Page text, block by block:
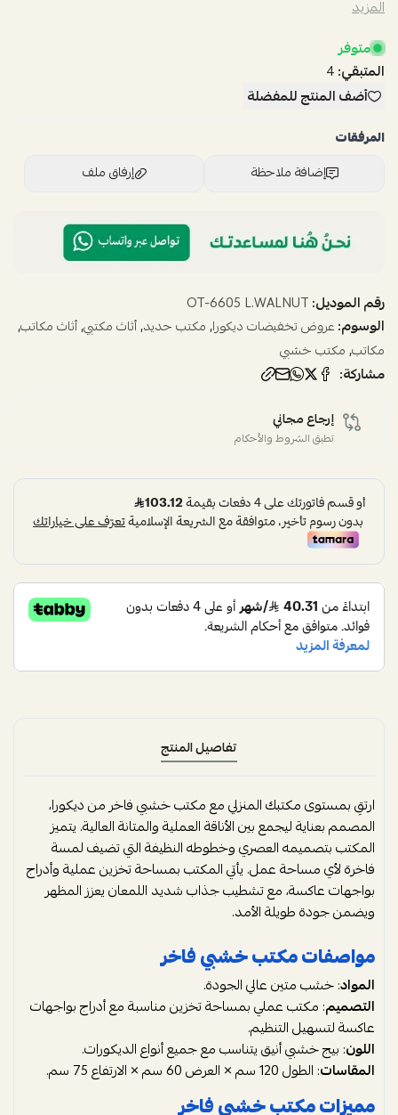
المزيد
متوفر
المتبقي:4
أضف المنتج للمفضلة
المرفقات
إضافة ملاحظة
إرفاق ملف
اسحب و افلت الملف هنا
رقم الموديل:OT-6605 L.WALNUT
الوسوم:عروض تخفيضات ديكورا,مكتب حديد,أثاث مكتبي,أثاث مكاتب,
مكاتب,مكتب خشبي
مشاركة:
إرجاع مجاني
تطبق الشروط والأحكام
تفاصيل المنتج
ارتقِ بمستوى مكتبك المنزلي مع مكتب خشبي فاخر من ديكورا،
المصمم بعناية ليجمع بين الأناقة العملية والمتانة العالية. يتميز
المكتب بتصميمه العصري وخطوطه النظيفة التي تضيف لمسة
فاخرة لأي مساحة عمل. يأتي المكتب بمساحة تخزين عملية وأدراج
بواجهات عاكسة، مع تشطيب جذاب شديد اللمعان يعزز المظهر
ويضمن جودة طويلة الأمد.
مواصفات مكتب خشبي فاخر
المواد: خشب متين عالي الجودة.
التصميم: مكتب عملي بمساحة تخزين مناسبة مع أدراج بواجهات
عاكسة لتسهيل التنظيم.
اللون: بيج خشبي أنيق يتناسب مع جميع أنواع الديكورات.
المقاسات: الطول 120 سم × العرض 60 سم × الارتفاع 75 سم.
مميزات مكتب خشبي فاخر